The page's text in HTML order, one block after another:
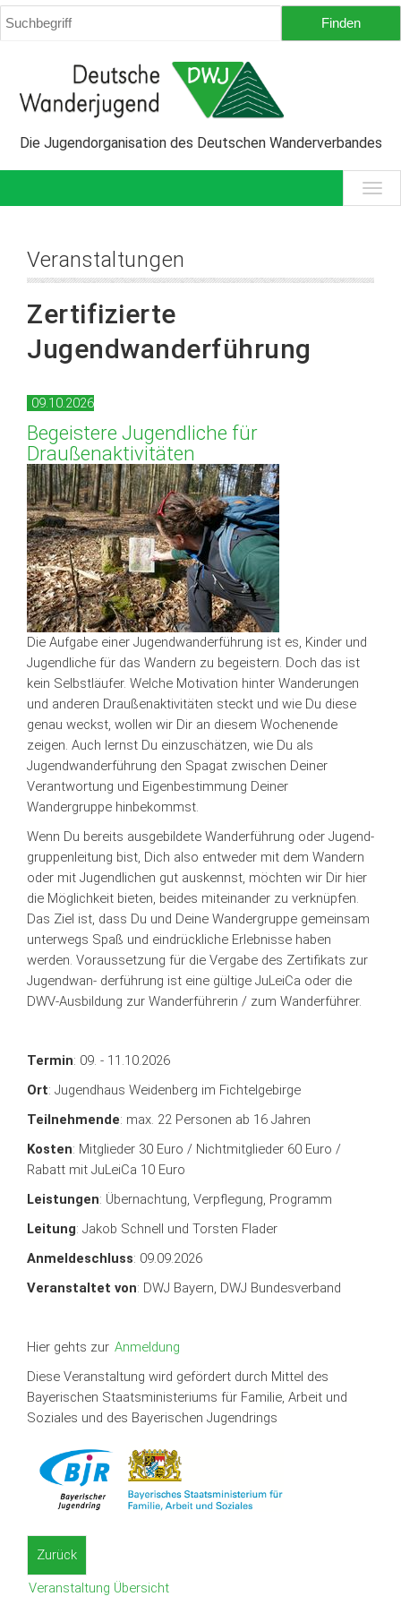
Die Jugendorganisation des Deutschen Wanderverbandes
Veranstaltungen
Zertifizierte
Jugendwanderführung
09.10.2026
Begeistere Jugendliche für
Draußenaktivitäten
Die Aufgabe einer Jugendwanderführung ist es, Kinder und
Jugendliche für das Wandern zu begeistern. Doch das ist
kein Selbstläufer. Welche Motivation hinter Wanderungen
und anderen Draußenaktivitäten steckt und wie Du diese
genau weckst, wollen wir Dir an diesem Wochenende
zeigen. Auch lernst Du einzuschätzen, wie Du als
Jugendwanderführung den Spagat zwischen Deiner
Verantwortung und Eigenbestimmung Deiner
Wandergruppe hinbekommst.
Wenn Du bereits ausgebildete Wanderführung oder Jugend-
gruppenleitung bist, Dich also entweder mit dem Wandern
oder mit Jugendlichen gut auskennst, möchten wir Dir hier
die Möglichkeit bieten, beides miteinander zu verknüpfen.
Das Ziel ist, dass Du und Deine Wandergruppe gemeinsam
unterwegs Spaß und eindrückliche Erlebnisse haben
werden. Voraussetzung für die Vergabe des Zertifikats zur
Jugendwan- derführung ist eine gültige JuLeiCa oder die
DWV-Ausbildung zur Wanderführerin / zum Wanderführer.
Termin: 09. - 11.10.2026
Ort: Jugendhaus Weidenberg im Fichtelgebirge
Teilnehmende: max. 22 Personen ab 16 Jahren
Kosten: Mitglieder 30 Euro / Nichtmitglieder 60 Euro /
Rabatt mit JuLeiCa 10 Euro
Leistungen: Übernachtung, Verpflegung, Programm
Leitung: Jakob Schnell und Torsten Flader
Anmeldeschluss: 09.09.2026
Veranstaltet von: DWJ Bayern, DWJ Bundesverband
Hier gehts zur Anmeldung
Diese Veranstaltung wird gefördert durch Mittel des
Bayerischen Staatsministeriums für Familie, Arbeit und
Soziales und des Bayerischen Jugendrings
Zurück
Veranstaltung Übersicht